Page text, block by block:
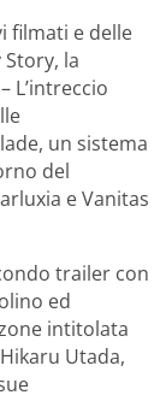
filmati e delle
la
L’intreccio
un sistema
del
e Vanitas
trailer con
ed
intitolata
Utada,